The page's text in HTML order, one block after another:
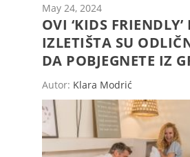
May 24, 2024
OVI ‘KIDS
IZLETIŠTA SU
DA POBJEGNETE IZ
Autor: Klara Modrić